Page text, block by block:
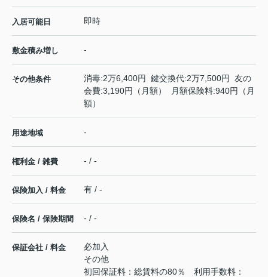
入居可能日 即時
敷金積み増し -
その他条件
消毒:2万6,400円 鍵交換代:2万7,500円 友の
会費:3,190円（月額） 月額保険料:940円（月
額）
用途地域 -
権利金 / 雑費 - / -
保険加入 / 料金 有 / -
保険名 / 保険期間 - / -
保証会社 / 料金
必加入
その他
初回保証料：総賃料の80％ 利用手数料：